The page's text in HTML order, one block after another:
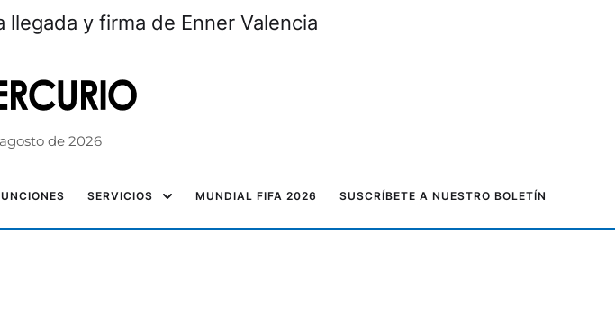
y firma de Enner Valencia
de 2026
SERVICIOS MUNDIAL FIFA 2026 SUSCRÍBETE A NUESTRO BOLETÍN